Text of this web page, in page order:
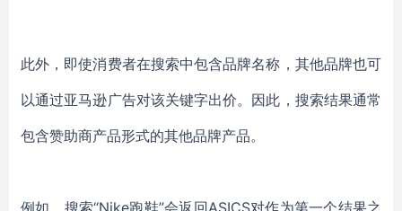
此外，即使消费者在搜索中包含品牌名称，其他品牌也可
以通过亚马逊广告对该关键字出价。因此， 搜索结果通常
包含赞助商产品形式的其他品牌产品。
例如，搜索“Nike跑鞋”会返回ASICS对作为第一个结果之